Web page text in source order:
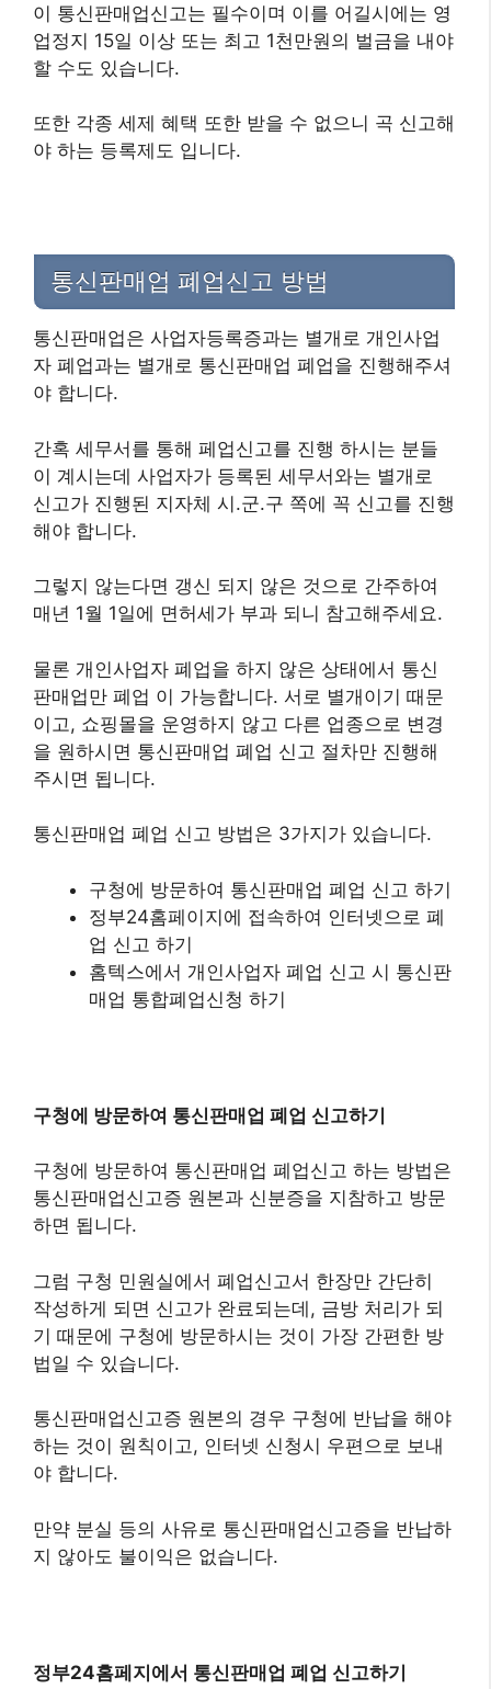
이 통신판매업신고는 필수이며 이를 어길시에는 영
업정지 15일 이상 또는 최고 1천만원의 벌금을 내야
할 수도 있습니다.
또한 각종 세제 혜택 또한 받을 수 없으니 곡 신고해
야 하는 등록제도 입니다.
통신판매업 폐업신고 방법
통신판매업은 사업자등록증과는 별개로 개인사업
자 폐업과는 별개로 통신판매업 폐업을 진행해주셔
야 합니다.
간혹 세무서를 통해 페업신고를 진행 하시는 분들
이 계시는데 사업자가 등록된 세무서와는 별개로
신고가 진행된 지자체 시.군.구 쪽에 꼭 신고를 진행
해야 합니다.
그렇지 않는다면 갱신 되지 않은 것으로 간주하여
매년 1월 1일에 면허세가 부과 되니 참고해주세요.
물론 개인사업자 폐업을 하지 않은 상태에서 통신
판매업만 폐업 이 가능합니다. 서로 별개이기 때문
이고, 쇼핑몰을 운영하지 않고 다른 업종으로 변경
을 원하시면 통신판매업 폐업 신고 절차만 진행해
주시면 됩니다.
통신판매업 폐업 신고 방법은 3가지가 있습니다.
구청에 방문하여 통신판매업 폐업 신고 하기
정부24홈페이지에 접속하여 인터넷으로 폐
업 신고 하기
홈텍스에서 개인사업자 폐업 신고 시 통신판
매업 통합폐업신청 하기
구청에 방문하여 통신판매업 폐업 신고하기
구청에 방문하여 통신판매업 폐업신고 하는 방법은
통신판매업신고증 원본과 신분증을 지참하고 방문
하면 됩니다.
그럼 구청 민원실에서 폐업신고서 한장만 간단히
작성하게 되면 신고가 완료되는데, 금방 처리가 되
기 때문에 구청에 방문하시는 것이 가장 간편한 방
법일 수 있습니다.
통신판매업신고증 원본의 경우 구청에 반납을 해야
하는 것이 원칙이고, 인터넷 신청시 우편으로 보내
야 합니다.
만약 분실 등의 사유로 통신판매업신고증을 반납하
지 않아도 불이익은 없습니다.
정부24홈페지에서 통신판매업 폐업 신고하기